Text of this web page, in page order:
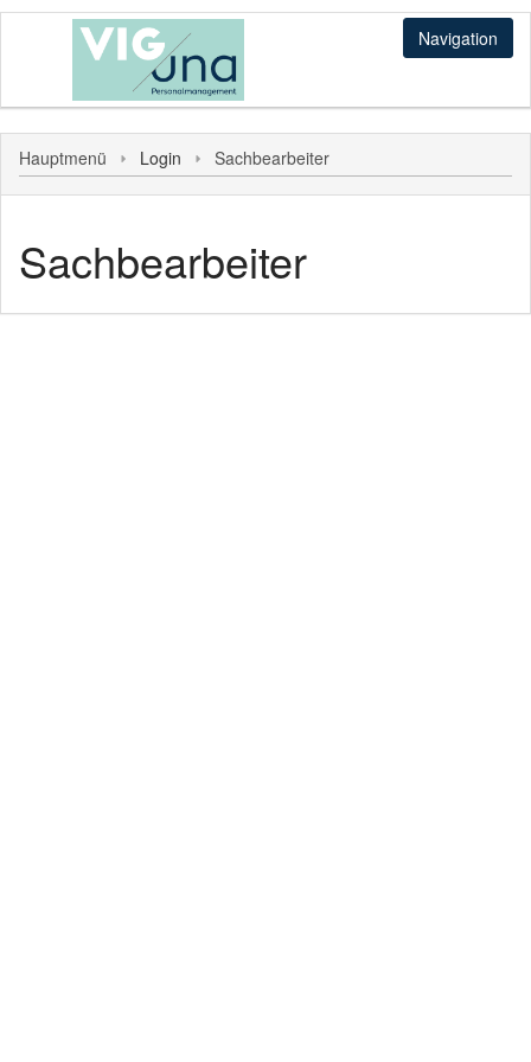
Navigation
Sonstiges
Hauptmenü
Login
Personal
Hauptmenü Login Sachbearbeiter
Sachbearbeiter